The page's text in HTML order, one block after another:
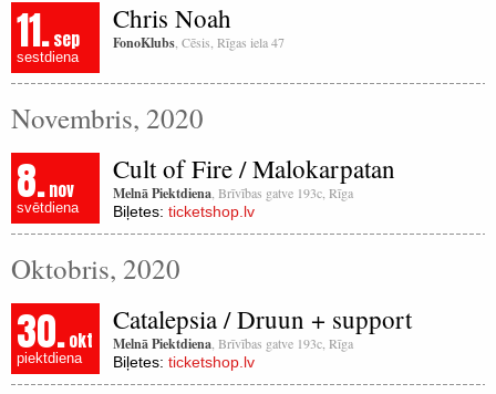
11.sep
sestdiena
Chris Noah
FonoKlubs , Cēsis, Rīgas iela 47
Novembris, 2020
8.nov
svētdiena
Cult of Fire / Malokarpatan
Melnā Piektdiena , Brīvības gatve 193c, Rīga
Biļetes: ticketshop.lv
Oktobris, 2020
30.okt
piektdiena
Catalepsia / Druun + support
Melnā Piektdiena , Brīvības gatve 193c, Rīga
Biļetes: ticketshop.lv